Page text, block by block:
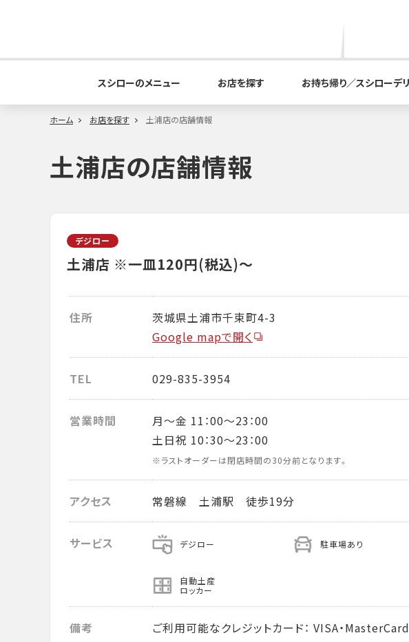
スシローのメニュー お店を探す お持ち帰り／スシローデ
ホーム お店を探す 土浦店の店舗情報
土浦店の店舗情報
デジロー
土浦店 ※一皿120円(税込)～
住所
茨城県土浦市千束町4-3
Google mapで開く
TEL 029-835-3954
営業時間
月～金 11：00～23：00
土日祝 10：30～23：00
※ラストオーダーは閉店時間の30分前となります。
アクセス 常磐線 土浦駅 徒歩19分
サービス デジロー 駐車場あり
自動土産
ロッカー
備考 ご利用可能なクレジットカード： VISA・